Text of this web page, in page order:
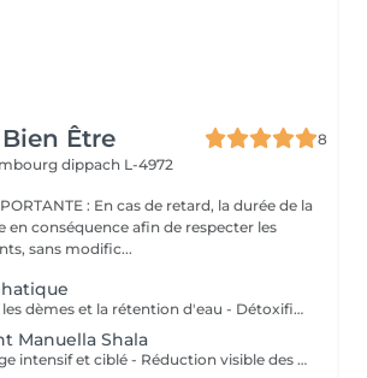
Être
8
dippach L-4972
de retard, la durée de la
en conséquence afin de respecter les
sans modific...
Bienfaits : - Réduit les dèmes et la rétention d'eau - Détoxifie l'organisme - Améliore la circulation lymphatique - Soulage la sensation de jambes lourdes - Favorise la récupération postopératoire
Manuella Shala
Bienfaits : - Drainage intensif et ciblé - Réduction visible des gonflements - Amélioration du contour corporel - Sensation immédiate de légèreté